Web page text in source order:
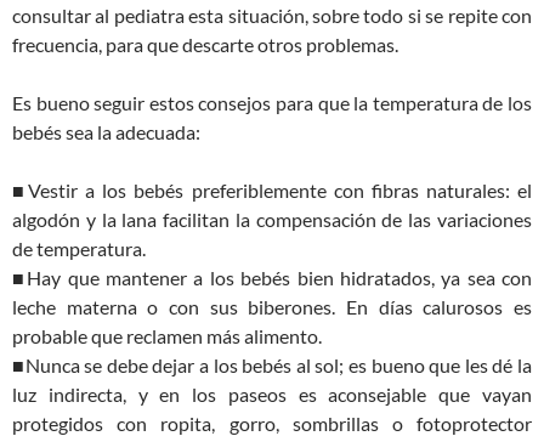
consultar al pediatra esta situación, sobre todo si se repite con
frecuencia, para que descarte otros problemas.
Es bueno seguir estos consejos para que la temperatura de los
bebés sea la adecuada:
■Vestir a los bebés preferiblemente con fibras naturales: el
algodón y la lana facilitan la compensación de las variaciones
de temperatura.
■Hay que mantener a los bebés bien hidratados, ya sea con
leche materna o con sus biberones. En días calurosos es
probable que reclamen más alimento.
■Nunca se debe dejar a los bebés al sol; es bueno que les dé la
luz indirecta, y en los paseos es aconsejable que vayan
protegidos con ropita, gorro, sombrillas o fotoprotector